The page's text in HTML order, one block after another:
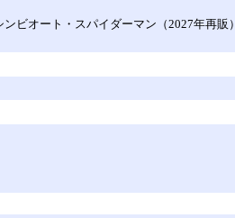
ビオート・スパイダーマン（2027年再販）